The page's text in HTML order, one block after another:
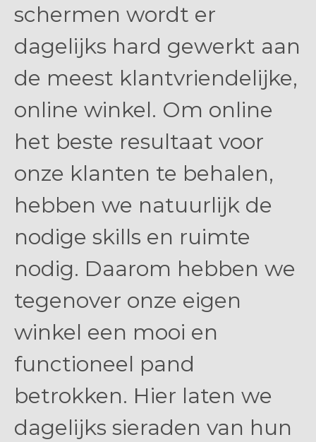
schermen wordt er
dagelijks hard gewerkt aan
de meest klantvriendelijke,
online winkel. Om online
het beste resultaat voor
onze klanten te behalen,
hebben we natuurlijk de
nodige skills en ruimte
nodig. Daarom hebben we
tegenover onze eigen
winkel een mooi en
functioneel pand
betrokken. Hier laten we
dagelijks sieraden van hun